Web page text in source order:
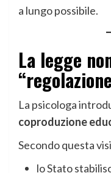
a lungo possibile.
La legge
La psicologa
coproduzione
Secondo questa
lo Stato